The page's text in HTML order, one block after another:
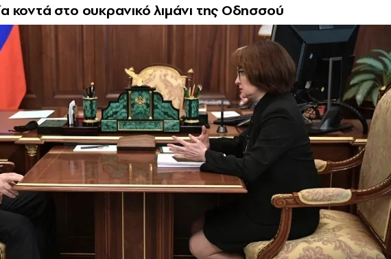
κοντά στο ουκρανικό λιμάνι της Οδησσού